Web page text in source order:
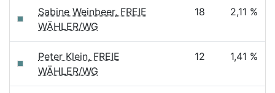
Sabine Weinbeer, FREIE
WÄHLER/WG
18 2,11 %
Peter Klein, FREIE
WÄHLER/WG
12 1,41 %